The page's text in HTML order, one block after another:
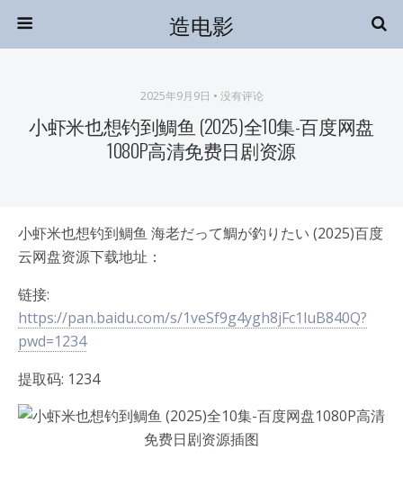
造电影
2025年9月9日 • 没有评论
小虾米也想钓到鲷鱼 (2025)全10集-百度网盘
1080P高清免费日剧资源
小虾米也想钓到鲷鱼 海老だって鯛が釣りたい (2025)百度
云网盘资源下载地址：
链接:
https://pan.baidu.com/s/1veSf9g4ygh8jFc1luB840Q?
pwd=1234
提取码: 1234